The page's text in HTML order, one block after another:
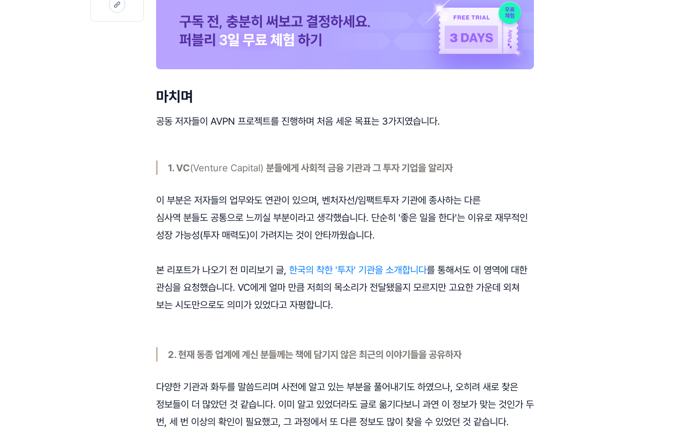
마치며
공동 저자들이 AVPN 프로젝트를 진행하며 처음 세운 목표는 3가지였습니다.
1. VC(Venture Capital) 분들에게 사회적 금융 기관과 그 투자 기업을 알리자
이 부분은 저자들의 업무와도 연관이 있으며, 벤처자선/임팩트투자 기관에 종사하는 다른
심사역 분들도 공통으로 느끼실 부분이라고 생각했습니다. 단순히 '좋은 일을 한다'는 이유로 재무적인
성장 가능성(투자 매력도)이 가려지는 것이 안타까웠습니다.
본 리포트가 나오기 전 미리보기 글, 한국의 착한 '투자' 기관을 소개합니다를 통해서도 이 영역에 대한
관심을 요청했습니다. VC에게 얼마 만큼 저희의 목소리가 전달됐을지 모르지만 고요한 가운데 외쳐
보는 시도만으로도 의미가 있었다고 자평합니다.
2. 현재 동종 업계에 계신 분들께는 책에 담기지 않은 최근의 이야기들을 공유하자
다양한 기관과 화두를 말씀드리며 사전에 알고 있는 부분을 풀어내기도 하였으나, 오히려 새로 찾은
정보들이 더 많았던 것 같습니다. 이미 알고 있었더라도 글로 옮기다보니 과연 이 정보가 맞는 것인가 두
번, 세 번 이상의 확인이 필요했고, 그 과정에서 또 다른 정보도 많이 찾을 수 있었던 것 같습니다.